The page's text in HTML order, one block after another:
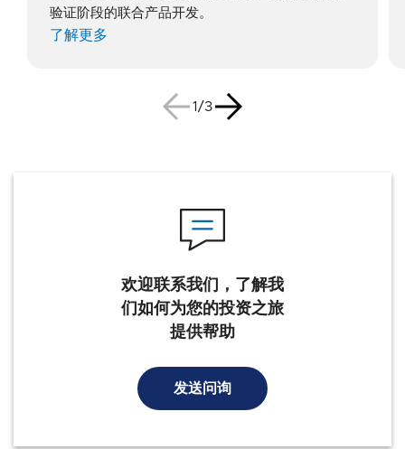
验证阶段的联合产品开发。
了解更多
1/3
欢迎联系我们，了解我
们如何为您的投资之旅
提供帮助
发送问询